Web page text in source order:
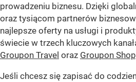
prowadzeniu biznesu. Dzięki
oraz tysiącom partnerów
najlepsze oferty na usługi i
świecie w trzech kluczowych
Groupon Travel oraz Groupon
Jeśli chcesz się zapisać do